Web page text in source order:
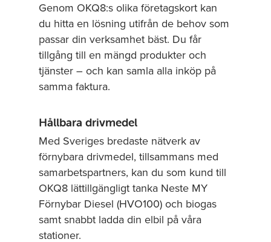
Genom OKQ8:s olika företagskort kan
du hitta en lösning utifrån de behov som
passar din verksamhet bäst. Du får
tillgång till en mängd produkter och
tjänster – och kan samla alla inköp på
samma faktura.
Hållbara drivmedel
Med Sveriges bredaste nätverk av
förnybara drivmedel, tillsammans med
samarbetspartners, kan du som kund till
OKQ8 lättillgängligt tanka Neste MY
Förnybar Diesel (HVO100) och biogas
samt snabbt ladda din elbil på våra
stationer.